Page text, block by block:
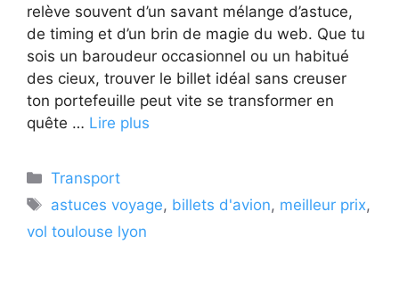
relève souvent d’un savant mélange d’astuce,
de timing et d’un brin de magie du web. Que tu
sois un baroudeur occasionnel ou un habitué
des cieux, trouver le billet idéal sans creuser
ton portefeuille peut vite se transformer en
quête … Lire plus
Catégories
Transport
Étiquettes
astuces voyage, billets d'avion, meilleur prix,
vol toulouse lyon